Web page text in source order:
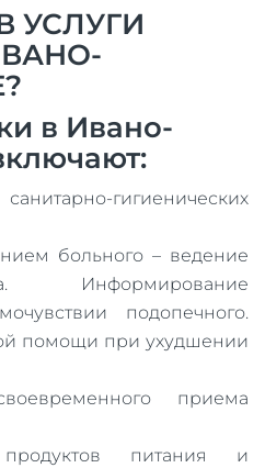
УСЛУГИ
в Ивано-
гигиенических
больного – ведение
Информирование
подопечного.
помощи при ухудшении
приема
питания и